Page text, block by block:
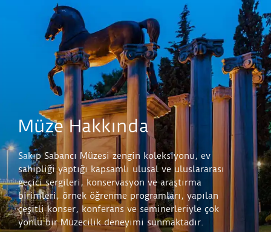
Müze Hakkında
Sakıp Sabancı Müzesi zengin koleksiyonu, ev
sahipliği yaptığı kapsamlı ulusal ve uluslararası
geçici sergileri, konservasyon ve araştırma
birimleri, örnek öğrenme programları, yapılan
çeşitli konser, konferans ve seminerleriyle çok
yönlü bir Müzecilik deneyimi sunmaktadır.